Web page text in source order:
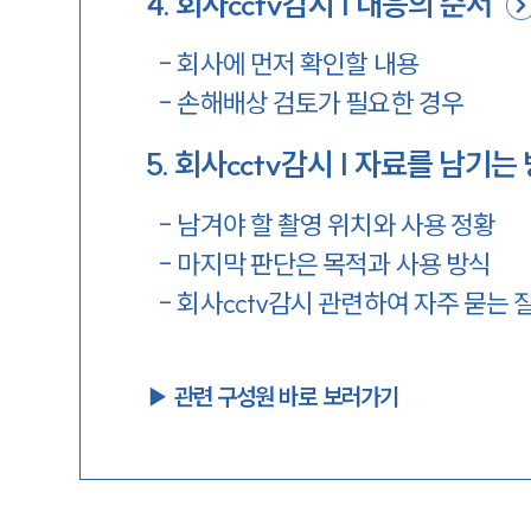
-회사에 먼저 확인할 내용
- 손해배상 검토가 필요한 경우
5. 회사cctv감시 | 자료를 남기는
- 남겨야 할 촬영 위치와 사용 정황
- 마지막 판단은 목적과 사용 방식
-회사cctv감시 관련하여 자주 묻는
▶︎ 관련 구성원 바로 보러가기